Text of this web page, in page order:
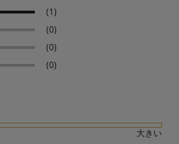
(1)
(0)
(0)
(0)
大きい